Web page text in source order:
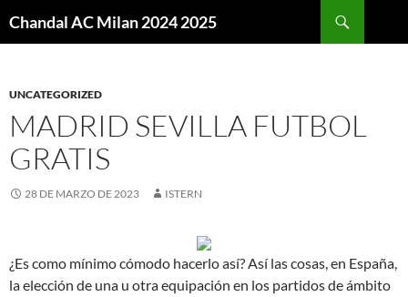
Chandal AC Milan 2024 2025
UNCATEGORIZED
MADRID SEVILLA FUTBOL
GRATIS
28 DE MARZO DE 2023 ISTERN
¿Es como mínimo cómodo hacerlo así? Así las cosas, en España,
la elección de una u otra equipación en los partidos de ámbito